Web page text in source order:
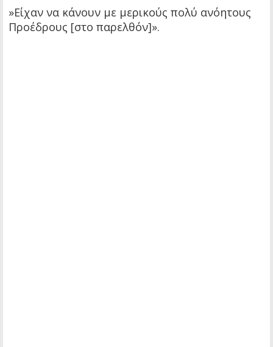
»Είχαν να κάνουν με μερικούς πολύ ανόητους
Προέδρους [στο παρελθόν]».